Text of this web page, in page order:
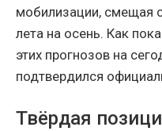
мобилизации, смещая
лета на осень. Как
этих прогнозов на
подтвердился
Твёрдая